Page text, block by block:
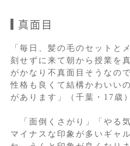
真面目
「毎日、髪の毛のセットと
刻せずに来て朝から授業を
がかなり不真面目そうなの
性格も良くて結構かわいい
があります」（千葉・17歳）
「面倒くさがり」「やる
マイナスな印象が多いギャ